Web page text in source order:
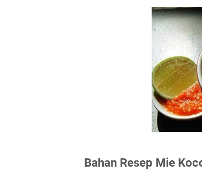
Bahan Resep Mie